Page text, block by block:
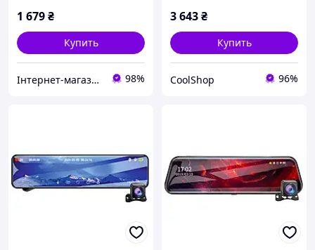
1 679₴
Купить
Інтернет-магазин "Запчастини до авто і не тільки" 98%
3 643₴
Купить
CoolShop 96%